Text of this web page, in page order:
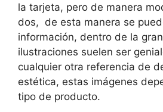
la tarjeta, pero de manera
dos, de esta manera se
información, dentro de la
ilustraciones suelen ser
cualquier otra referencia de
estética, estas imágenes
tipo de producto.